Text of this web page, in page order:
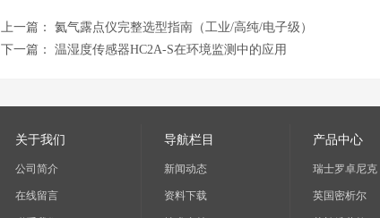
上一篇： 氦气露点仪完整选型指南（工业/高纯/电子级）
下一篇： 温湿度传感器HC2A-S在环境监测中的应用
关于我们
公司简介
在线留言
导航栏目
新闻动态
资料下载
产品中心
瑞士罗卓尼克
英国密析尔